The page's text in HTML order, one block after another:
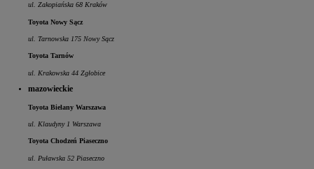
ul. Zakopiańska 68 Kraków
Toyota Nowy Sącz
ul. Tarnowska 175 Nowy Sącz
Toyota Tarnów
ul. Krakowska 44 Zgłobice
mazowieckie
Toyota Bielany Warszawa
ul. Klaudyny 1 Warszawa
Toyota Chodzeń Piaseczno
ul. Puławska 52 Piaseczno